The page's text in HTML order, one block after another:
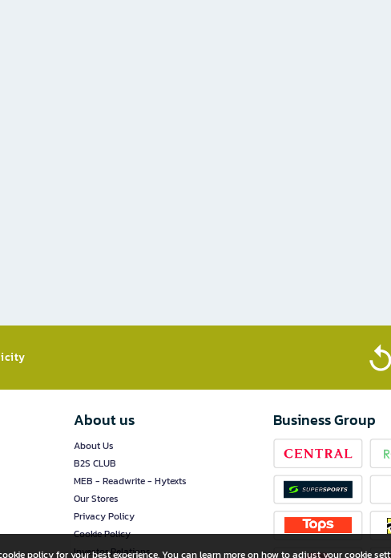
About us
About Us
B2S CLUB
MEB - Readwrite - Hytexts
Our Stores
Privacy Policy
Cookie Policy
Investor Relations
Business Group
policy for your best experience. You can learn more on how to adjust your cookie